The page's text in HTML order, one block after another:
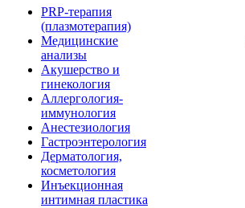
PRP-терапия
(плазмотерапия)
Медицинские
анализы
Акушерство и
гинекология
Аллергология-
иммунология
Анестезиология
Гастроэнтерология
Дерматология,
косметология
Инъекционная
интимная пластика